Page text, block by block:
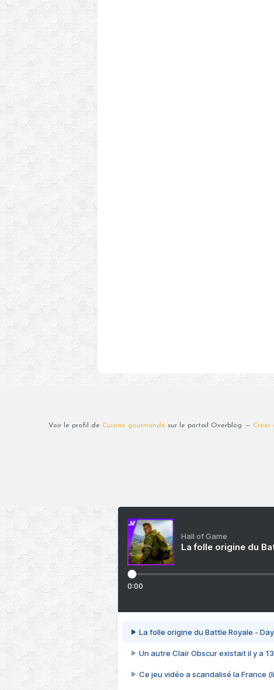
Voir le profil de Cuisine gourmande sur le portail Overblog Créer
Hall of Game
La folle origine du
0:00
La folle origine du Battle Royale -
Un autre Clair Obscur existait il y a
Ce jeu vidéo a scandalisé la France